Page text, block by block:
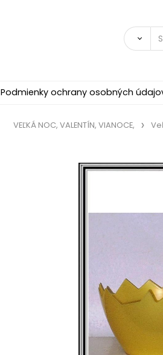
Podmienky ochrany osobných
VEĽKÁ NOC, VALENTÍN, VIANOCE,